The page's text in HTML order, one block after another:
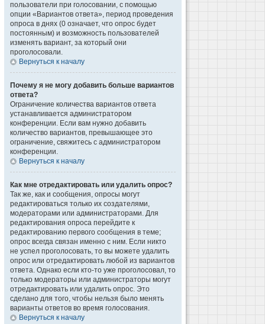
пользователи при голосовании, с помощью
опции «Вариантов ответа», период проведения
опроса в днях (0 означает, что опрос будет
постоянным) и возможность пользователей
изменять вариант, за который они
проголосовали.
Вернуться к началу
Почему я не могу добавить больше вариантов
ответа?
Ограничение количества вариантов ответа
устанавливается администратором
конференции. Если вам нужно добавить
количество вариантов, превышающее это
ограничение, свяжитесь с администратором
конференции.
Вернуться к началу
Как мне отредактировать или удалить опрос?
Так же, как и сообщения, опросы могут
редактироваться только их создателями,
модераторами или администраторами. Для
редактирования опроса перейдите к
редактированию первого сообщения в теме;
опрос всегда связан именно с ним. Если никто
не успел проголосовать, то вы можете удалить
опрос или отредактировать любой из вариантов
ответа. Однако если кто-то уже проголосовал, то
только модераторы или администраторы могут
отредактировать или удалить опрос. Это
сделано для того, чтобы нельзя было менять
варианты ответов во время голосования.
Вернуться к началу